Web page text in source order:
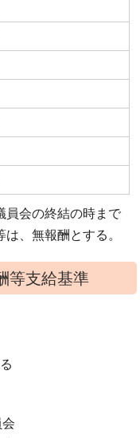
員会の終結の時まで
、無報酬とする。
等支給基準